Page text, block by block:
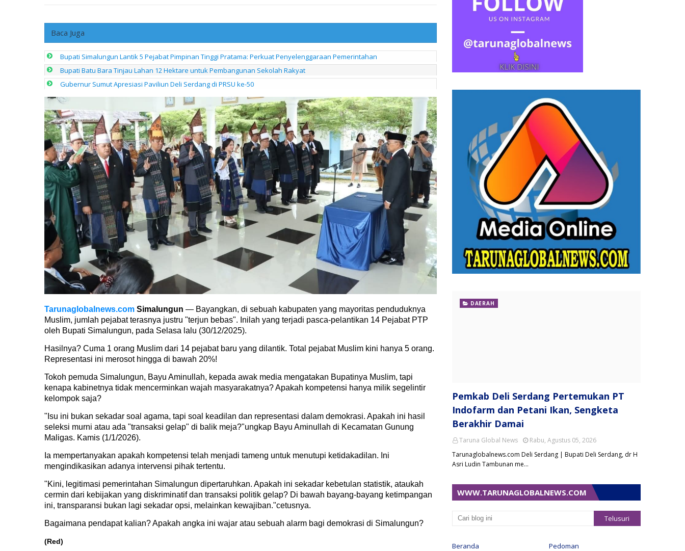
Baca Juga
Bupati Simalungun Lantik 5 Pejabat Pimpinan Tinggi Pratama: Perkuat Penyelenggaraan Pemerintahan
Bupati Batu Bara Tinjau Lahan 12 Hektare untuk Pembangunan Sekolah Rakyat
Gubernur Sumut Apresiasi Paviliun Deli Serdang di PRSU ke-50
Tarunaglobalnews.com Simalungun — Bayangkan, di sebuah kabupaten yang mayoritas penduduknya
Muslim, jumlah pejabat terasnya justru "terjun bebas". Inilah yang terjadi pasca-pelantikan 14 Pejabat PTP
oleh Bupati Simalungun, pada Selasa lalu (30/12/2025).
Hasilnya? Cuma 1 orang Muslim dari 14 pejabat baru yang dilantik. Total pejabat Muslim kini hanya 5 orang.
Representasi ini merosot hingga di bawah 20%!
Tokoh pemuda Simalungun, Bayu Aminullah, kepada awak media mengatakan Bupatinya Muslim, tapi
kenapa kabinetnya tidak mencerminkan wajah masyarakatnya? Apakah kompetensi hanya milik segelintir
kelompok saja?
"Isu ini bukan sekadar soal agama, tapi soal keadilan dan representasi dalam demokrasi. Apakah ini hasil
seleksi murni atau ada "transaksi gelap" di balik meja?"ungkap Bayu Aminullah di Kecamatan Gunung
Maligas. Kamis (1/1/2026).
Ia mempertanyakan apakah kompetensi telah menjadi tameng untuk menutupi ketidakadilan. Ini
mengindikasikan adanya intervensi pihak tertentu.
"Kini, legitimasi pemerintahan Simalungun dipertaruhkan. Apakah ini sekadar kebetulan statistik, ataukah
cermin dari kebijakan yang diskriminatif dan transaksi politik gelap? Di bawah bayang-bayang ketimpangan
ini, transparansi bukan lagi sekadar opsi, melainkan kewajiban."cetusnya.
Bagaimana pendapat kalian? Apakah angka ini wajar atau sebuah alarm bagi demokrasi di Simalungun?
(Red)
DAERAH
Pemkab Deli Serdang Pertemukan PT
Indofarm dan Petani Ikan, Sengketa
Berakhir Damai
Taruna Global News
Rabu, Agustus 05, 2026
Tarunaglobalnews.com Deli Serdang | Bupati Deli Serdang, dr H
Asri Ludin Tambunan me…
WWW.TARUNAGLOBALNEWS.COM
Beranda
Pedoman